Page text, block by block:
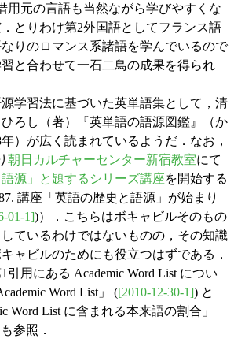
元の言語も当然ながら学びやすくな
とりわけ第2外国語としてフランス語
りのロマンス系諸語を学んでいるので
と合わせて一石二鳥の成果を得られ
学習法に基づいた英単語集として，清
ろし（著）『英単語の語源図鑑』（か
）が広く読まれているようだ．なお，
朝日カルチャーセンター新宿教室にて
語源」と題するシリーズ講座を開始する
講座「英語の歴史と語源」が始まり
01-1])）．こちらはボキャビルそのもの
ているわけではないものの，その知識
ャビルのためにも役立つはずである．
用にある Academic Word List につい
Word List」 ([2010-12-30-1]) と
Word List に含まれる本来語の割合」
参照．